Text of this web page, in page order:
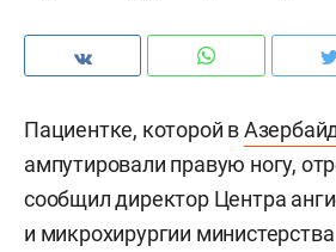
Пациентке, которой в
ампутировали правую ногу,
сообщил директор Центра
и микрохирургии министерства